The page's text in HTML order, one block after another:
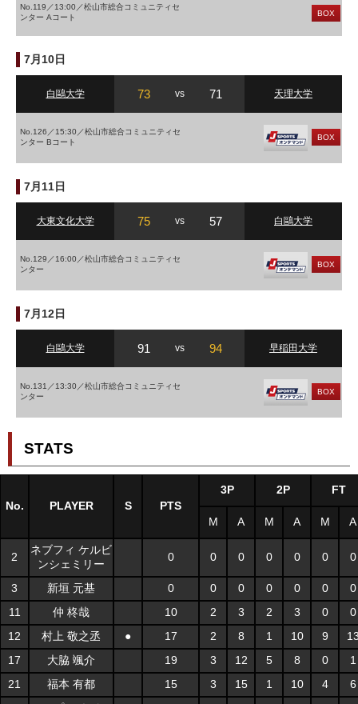
No.119／13:00／松山市総合コミュニティセ
ンター Aコート
BOX
7月10日
白鷗大学 73 vs 71 天理大学
No.126／15:30／松山市総合コミュニティセ
ンター Bコート
BOX
7月11日
大東文化大学 75 vs 57 白鷗大学
No.129／16:00／松山市総合コミュニティセ
ンター
BOX
7月12日
白鷗大学 91 vs 94 早稲田大学
No.131／13:30／松山市総合コミュニティセ
ンター
BOX
STATS
No. PLAYER S PTS
3P 2P FT
M A M A M A
2
ネブフィ ケルビ
ンシェミリー
0 0 0 0 0 0 0
3 新垣 元基 0 0 0 0 0 0
0
11
仲 柊哉 10 2 3 2 3 0
0
12
村上 敬之丞 ● 17 2 8 1 10 9
17
大脇 颯介 19 3 12 5 8 0
1
21
福本 有都 15 3 15 1 10 4
6